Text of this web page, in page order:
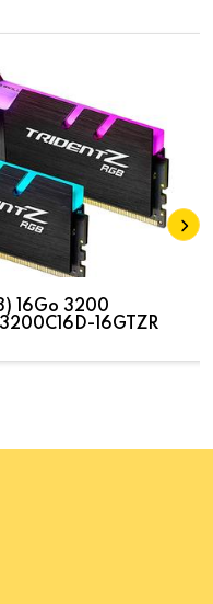
16Go 3200
16GTZR